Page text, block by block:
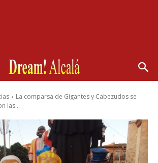
La comparsa de Gigantes y Cabezudos se
las...